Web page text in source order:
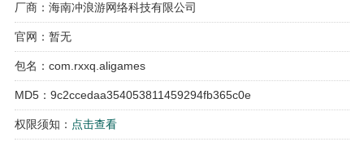
厂商：海南冲浪游网络科技有限公司
官网：暂无
包名：com.rxxq.aligames
MD5：9c2ccedaa354053811459294fb365c0e
权限须知： 点击查看